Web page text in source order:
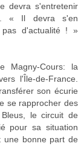
devra s'entretenir
« Il devra s'en
d'actualité ! »
Magny-Cours: la
l'Île-de-France.
son écurie
se rapprocher des
le circuit de
pour sa situation
une bonne part de